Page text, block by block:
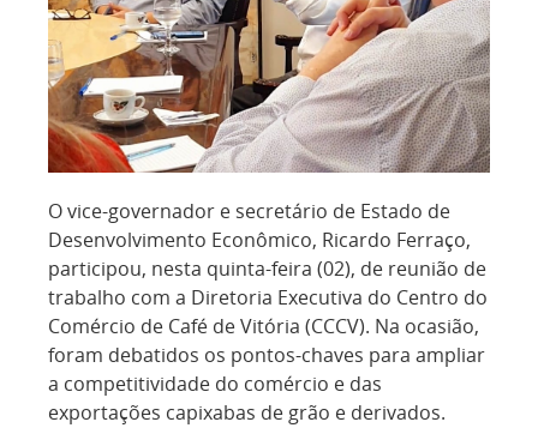
O vice-governador e secretário de Estado de
Desenvolvimento Econômico, Ricardo Ferraço,
participou, nesta quinta-feira (02), de reunião de
trabalho com a Diretoria Executiva do Centro do
Comércio de Café de Vitória (CCCV). Na ocasião,
foram debatidos os pontos-chaves para ampliar
a competitividade do comércio e das
exportações capixabas de grão e derivados.